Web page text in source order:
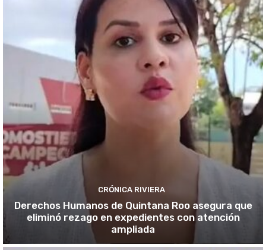
CRÓNICA RIVIERA
Derechos Humanos de Quintana Roo asegura que
eliminó rezago en expedientes con atención
ampliada